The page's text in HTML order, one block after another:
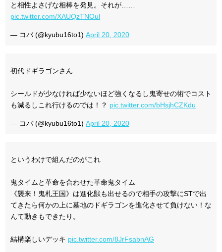
と相性よさげな相棒を発見。それが……
pic.twitter.com/XAUQzTNOul
— コバ (@kyubu16to1) April 20, 2020
初代ドギラゴンさん
シールドが少なければ少ないほど強くなるし鬼寄せの術でコスト
も減るしこれ行けるのでは！？ pic.twitter.com/bHsjhCZKdu
— コバ (@kyubu16to1) April 20, 2020
というわけで組んだのがこれ
鬼タイムと革命を合わせた革命鬼タイム
《襲来！鬼札王国》は進化獣も出せるので相手の攻撃にSTで出
てきたら何かの上に墓地のドギラゴンを進化させて負けない！な
んて動きもできたり。
結構楽しいデッキ pic.twitter.com/8JrFsabnAG